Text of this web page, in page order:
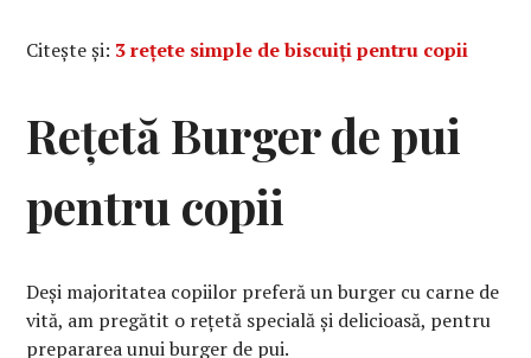
Citește și: 3 rețete simple de biscuiți pentru copii
Rețetă Burger de pui
pentru copii
Deși majoritatea copiilor preferă un burger cu carne de
vită, am pregătit o rețetă specială și delicioasă, pentru
prepararea unui burger de pui.